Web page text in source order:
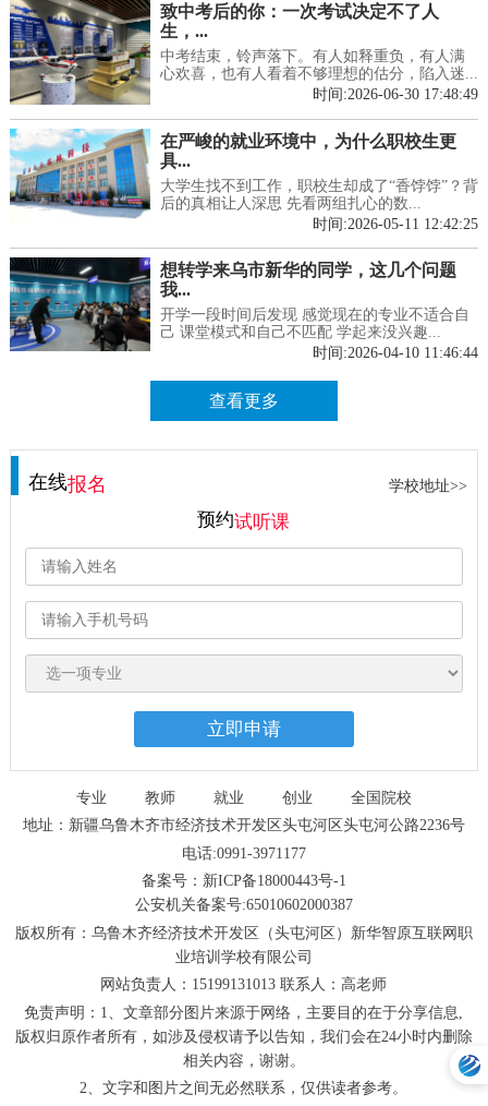
致中考后的你：一次考试决定不了人
生，...
中考结束，铃声落下。有人如释重负，有人满
心欢喜，也有人看着不够理想的估分，陷入迷...
时间:2026-06-30 17:48:49
在严峻的就业环境中，为什么职校生更
具...
大学生找不到工作，职校生却成了“香饽饽”？背
后的真相让人深思 先看两组扎心的数...
时间:2026-05-11 12:42:25
想转学来乌市新华的同学，这几个问题
我...
开学一段时间后发现 感觉现在的专业不适合自
己 课堂模式和自己不匹配 学起来没兴趣...
时间:2026-04-10 11:46:44
查看更多
在线报名 学校地址>>
预约试听课
专业 教师 就业 创业
全国院校
地址：新疆乌鲁木齐市经济技术开发区头屯河区头屯河公路2236号
电话:0991-3971177
备案号：新ICP备18000443号-1
公安机关备案号:65010602000387
版权所有：乌鲁木齐经济技术开发区（头屯河区）新华智原互联网职
业培训学校有限公司
网站负责人：15199131013 联系人：高老师
免责声明：1、文章部分图片来源于网络，主要目的在于分享信息,
版权归原作者所有，如涉及侵权请予以告知，我们会在24小时内删除
相关内容，谢谢。
2、文字和图片之间无必然联系，仅供读者参考。